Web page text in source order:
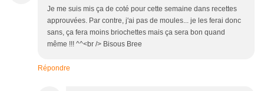
Je me suis mis ça de coté pour cette semaine dans recettes
approuvées. Par contre, j'ai pas de moules... je les ferai donc
sans, ça fera moins briochettes mais ça sera bon quand
même !!! ^^<br /> Bisous Bree
Répondre